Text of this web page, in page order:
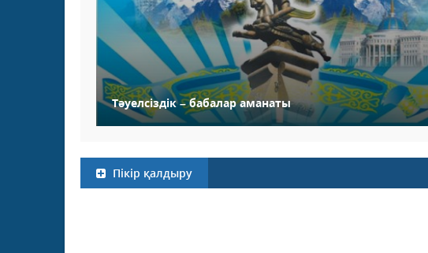
Тәуелсіздік – бабалар аманаты
Пікір қалдыру